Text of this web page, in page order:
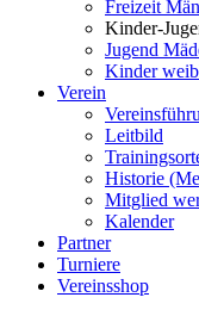
Freizeit
Kinder-
Jugend
Kinder
Verein
Leitbild
Historie
Mitglied
Kalender
Partner
Turniere
Vereinsshop